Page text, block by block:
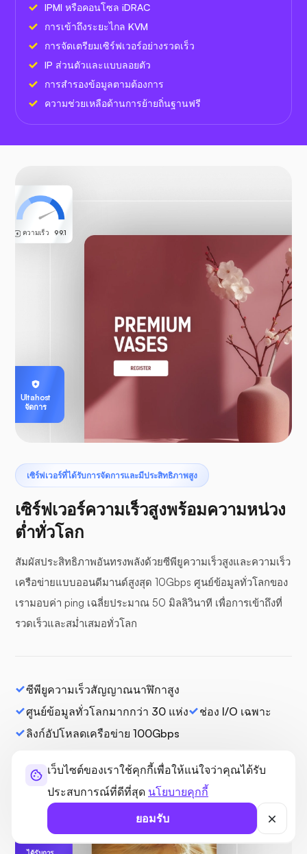
เว็บไซต์ของเราใช้คุกกี้เพื่อให้แน่ใจว่าคุณได้รับ
ประสบการณ์ที่ดีที่สุด นโยบายคุกกี้
ยอมรับ
IPMI หรือคอนโซล iDRAC
การเข้าถึงระยะไกล KVM
การจัดเตรียมเซิร์ฟเวอร์อย่างรวดเร็ว
IP ส่วนตัวและแบบลอยตัว
การสำรองข้อมูลตามต้องการ
ความช่วยเหลือด้านการย้ายถิ่นฐานฟรี
เซิร์ฟเวอร์ที่ได้รับการจัดการและมีประสิทธิภาพสูง
เซิร์ฟเวอร์ความเร็วสูงพร้อมความหน่วง
ต่ำทั่วโลก
สัมผัสประสิทธิภาพอันทรงพลังด้วยซีพียูความเร็วสูงและความเร็ว
เครือข่ายแบบออนดีมานด์สูงสุด 10Gbps ศูนย์ข้อมูลทั่วโลกของ
เรามอบค่า ping เฉลี่ยประมาณ 50 มิลลิวินาที เพื่อการเข้าถึงที่
รวดเร็วและสม่ำเสมอทั่วโลก
ซีพียูความเร็วสัญญาณนาฬิกาสูง
ศูนย์ข้อมูลทั่วโลกมากกว่า 30 แห่ง
ช่อง I/O เฉพาะ
ลิงก์อัปโหลดเครือข่าย 100Gbps
ความเร็ว 99.1
Ultahost
จัดการ